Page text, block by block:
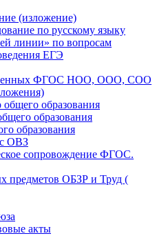
(изложение)
по русскому языку
линии» по вопросам
ЕГЭ
ФГОС НОО, ООО, СОО
образования
образования
образования
ОВЗ
сопровождение ФГОС.
предметов ОБЗР и Труд (
акты